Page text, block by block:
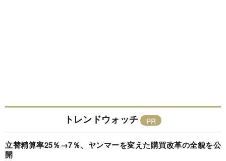
トレンドウォッチ
立替精算率25％→7％、ヤンマーを変えた購買改革の全貌を公
開